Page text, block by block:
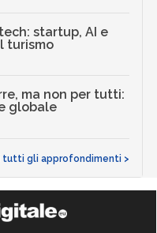
startup, AI e
turismo
ma non per tutti:
globale
tutti gli approfondimenti >